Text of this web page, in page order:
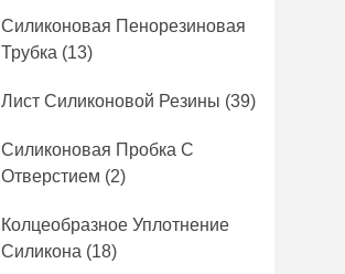
Силиконовая Пенорезиновая
Трубка (13)
Лист Силиконовой Резины (39)
Силиконовая Пробка С
Отверстием (2)
Колцеобразное Уплотнение
Силикона (18)